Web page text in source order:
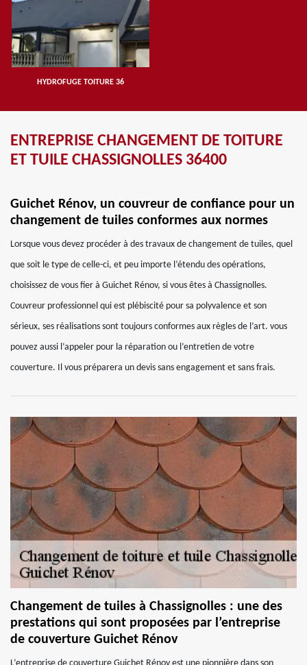
HYDROFUGE TOITURE 36
ENTREPRISE CHANGEMENT DE TOITURE
ET TUILE CHASSIGNOLLES 36400
Guichet Rénov, un couvreur de confiance pour un
changement de tuiles conformes aux normes
Lorsque vous devez procéder à des travaux de changement de tuiles, quel
que soit le type de celle-ci, et peu importe l’étendu des opérations,
choisissez de vous fier à Guichet Rénov, si vous êtes à Chassignolles.
Couvreur professionnel qui est plébiscité pour sa polyvalence et son
sérieux, ses réalisations sont toujours conformes aux règles de l’art. vous
pouvez aussi l’appeler pour la réparation ou l’entretien de votre
couverture. Il vous préparera un devis sans engagement et sans frais.
Changement de tuiles à Chassignolles : une des
prestations qui sont proposées par l’entreprise
de couverture Guichet Rénov